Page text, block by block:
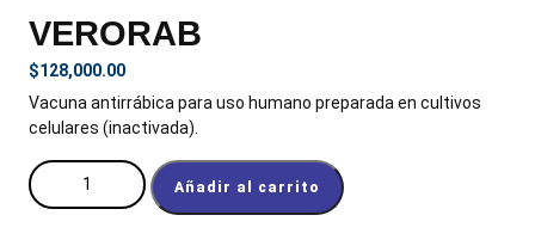
VERORAB
$128,000.00
Vacuna antirrábica para uso humano preparada en cultivos
celulares (inactivada).
VERORAB cantidad
Añadir al carrito